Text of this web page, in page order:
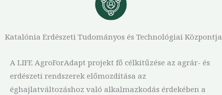
Katalónia Erdészeti Tudományos és Technológiai Központja
A LIFE AgroForAdapt projekt fő célkitűzése az agrár- és
erdészeti rendszerek előmozdítása az
éghajlatváltozáshoz való alkalmazkodás érdekében a